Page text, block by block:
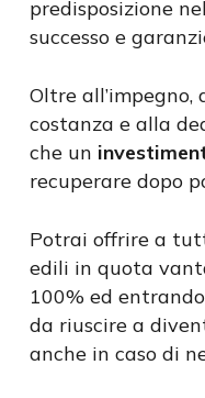
predisposizione
successo e
Oltre all’impegno,
costanza e alla
che un
recuperare dopo
Potrai offrire a
edili in quota
100% ed
da riuscire a
anche in caso di